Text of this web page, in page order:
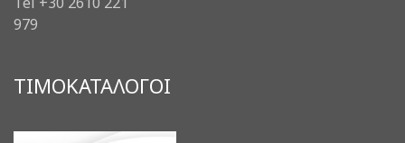
979
ΤΙΜΟΚΑΤΑΛΟΓΟΙ